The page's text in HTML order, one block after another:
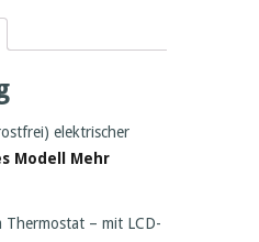
elektrischer
Modell Mehr
Thermostat – mit LCD-